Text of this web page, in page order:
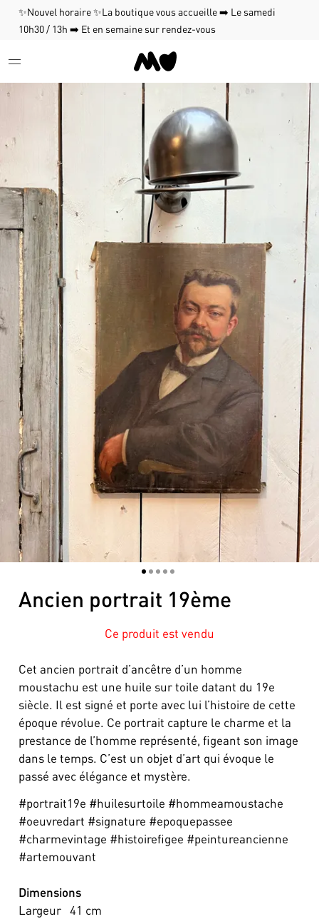
✨Nouvel horaire ✨La boutique vous accueille ➡️ Le samedi
10h30 / 13h ➡️ Et en semaine sur rendez-vous
12345
Ancien portrait 19ème
Ce produit est vendu
Cet ancien portrait d’ancêtre d’un homme
moustachu est une huile sur toile datant du 19e
siècle. Il est signé et porte avec lui l’histoire de cette
époque révolue. Ce portrait capture le charme et la
prestance de l’homme représenté, figeant son image
dans le temps. C’est un objet d’art qui évoque le
passé avec élégance et mystère.
#portrait19e #huilesurtoile #hommeamoustache
#oeuvredart #signature #epoquepassee
#charmevintage #histoirefigee #peintureancienne
#artemouvant
Dimensions
Largeur 41 cm